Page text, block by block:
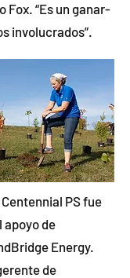
Fox. “Es un ganar-
involucrados”.
PS fue
apoyo de
Energy.
de